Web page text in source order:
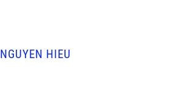
NGUYEN HIEU